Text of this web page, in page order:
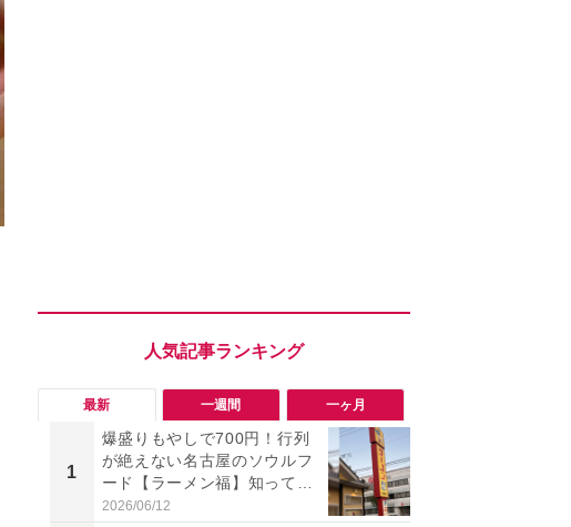
最新 一週間 一ヶ月
1
爆盛りもやしで700円！行列
が絶えない名古屋のソウルフ
ード【ラーメン福】知って
る？
2026/06/12